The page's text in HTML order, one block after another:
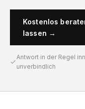
Kostenlos
lassen →
Antwort in der Regel
unverbindlich